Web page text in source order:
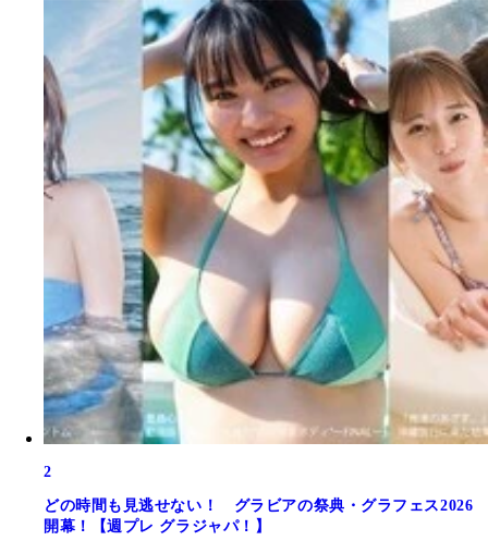
2
どの時間も見逃せない！ グラビアの祭典・グラフェス2026
開幕！【週プレ グラジャパ！】